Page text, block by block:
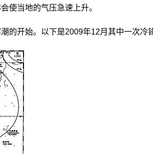
使当地的气压急速上升。
的开始。以下是2009年12月其中一次冷